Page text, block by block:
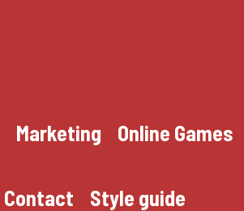
Marketing Online Games
Contact Style guide